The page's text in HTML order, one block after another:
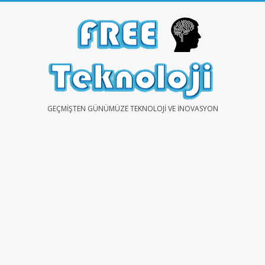
FREEGEÇMIŞTEN GÜNÜMÜZE TEKNOLOJI VE İNOVASYON